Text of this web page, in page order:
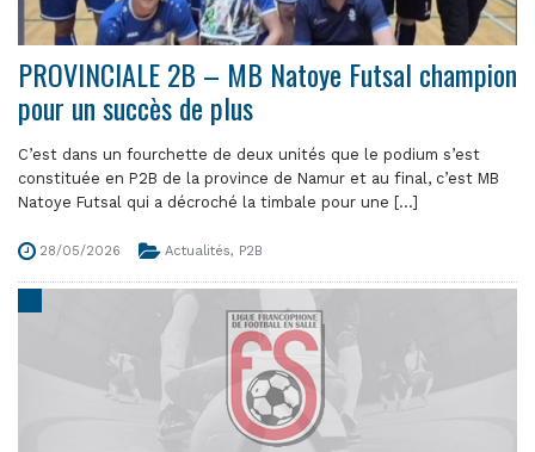
PROVINCIALE 2B – MB Natoye Futsal champion
pour un succès de plus
C’est dans un fourchette de deux unités que le podium s’est
constituée en P2B de la province de Namur et au final, c’est MB
Natoye Futsal qui a décroché la timbale pour une [...]
28/05/2026 Actualités, P2B